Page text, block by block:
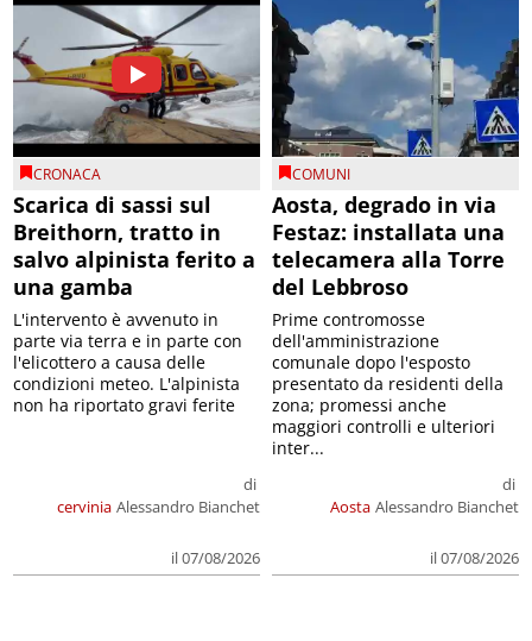
CRONACA
Scarica di sassi sul
Breithorn, tratto in
salvo alpinista ferito a
una gamba
cervinia
di
Alessandro Bianchet
il 07/08/2026
L'intervento è avvenuto in
parte via terra e in parte con
l'elicottero a causa delle
condizioni meteo. L'alpinista
non ha riportato gravi ferite
COMUNI
Aosta, degrado in via
Festaz: installata una
telecamera alla Torre
del Lebbroso
Aosta
di
Alessandro Bianchet
il 07/08/2026
Prime contromosse
dell'amministrazione
comunale dopo l'esposto
presentato da residenti della
zona; promessi anche
maggiori controlli e ulteriori
inter...